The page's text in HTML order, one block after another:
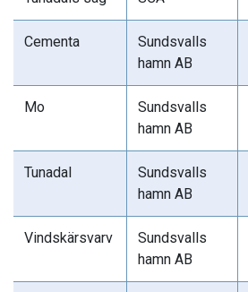
Cementa
Sundsvalls
hamn AB
Mo
Sundsvalls
hamn AB
Tunadal
Sundsvalls
hamn AB
Vindskärsvarv
Sundsvalls
hamn AB